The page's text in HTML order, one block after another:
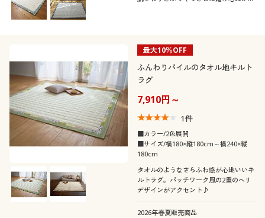
最大10％OFF
ふんわりパイルのタオル地キルト
ラグ
7,910円～
1件
■カラー/2色展開
■サイズ/横180×縦180cm～横240×縦
180cm
タオルのようなさらふわ感が心地いいキ
ルトラグ。パッチワーク風の2重のヘリ
デザインがアクセント♪
2026年春夏販売商品